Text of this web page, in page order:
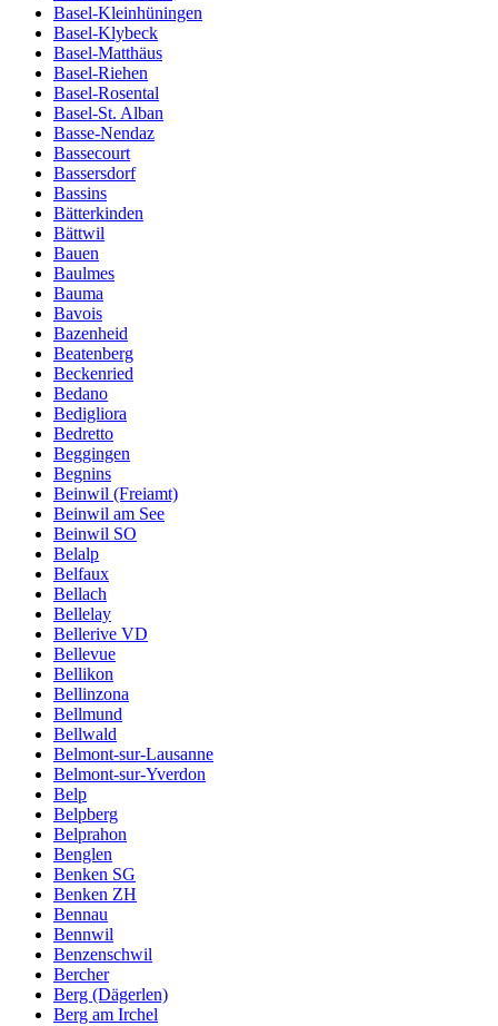
Basel-Kleinhüningen
Basel-Klybeck
Basel-Matthäus
Basel-Riehen
Basel-Rosental
Basel-St. Alban
Basse-Nendaz
Bassecourt
Bassersdorf
Bassins
Bätterkinden
Bättwil
Bauen
Baulmes
Bauma
Bavois
Bazenheid
Beatenberg
Beckenried
Bedano
Bedigliora
Bedretto
Beggingen
Begnins
Beinwil (Freiamt)
Beinwil am See
Beinwil SO
Belalp
Belfaux
Bellach
Bellelay
Bellerive VD
Bellevue
Bellikon
Bellinzona
Bellmund
Bellwald
Belmont-sur-Lausanne
Belmont-sur-Yverdon
Belp
Belpberg
Belprahon
Benglen
Benken SG
Benken ZH
Bennau
Bennwil
Benzenschwil
Bercher
Berg (Dägerlen)
Berg am Irchel